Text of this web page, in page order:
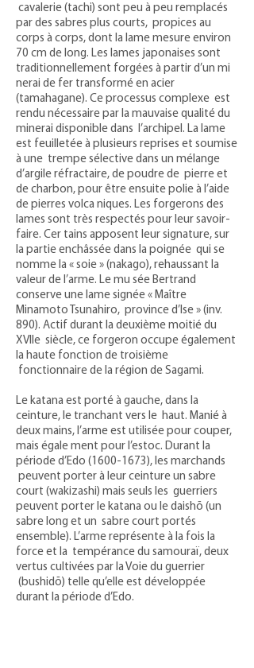
cavalerie (tachi) sont peu à peu remplacés
par des sabres plus courts, propices au
corps à corps, dont la lame mesure environ
70 cm de long. Les lames japonaises sont
traditionnellement forgées à partir d’un mi
nerai de fer transformé en acier
(tamahagane). Ce processus complexe est
rendu nécessaire par la mauvaise qualité du
minerai disponible dans l’archipel. La lame
est feuilletée à plusieurs reprises et soumise
à une trempe sélective dans un mélange
d’argile réfractaire, de poudre de pierre et
de charbon, pour être ensuite polie à l’aide
de pierres volca niques. Les forgerons des
lames sont très respectés pour leur savoir-
faire. Cer tains apposent leur signature, sur
la partie enchâssée dans la poignée qui se
nomme la « soie » (nakago), rehaussant la
valeur de l’arme. Le mu sée Bertrand
conserve une lame signée « Maître
Minamoto Tsunahiro, province d’Ise » (inv.
890). Actif durant la deuxième moitié du
XVIIe siècle, ce forgeron occupe également
la haute fonction de troisième
fonctionnaire de la région de Sagami.
Le katana est porté à gauche, dans la
ceinture, le tranchant vers le haut. Manié à
deux mains, l’arme est utilisée pour couper,
mais égale ment pour l’estoc. Durant la
période d’Edo (1600-1673), les marchands
peuvent porter à leur ceinture un sabre
court (wakizashi) mais seuls les guerriers
peuvent porter le katana ou le daishō (un
sabre long et un sabre court portés
ensemble). L’arme représente à la fois la
force et la tempérance du samouraï, deux
vertus cultivées par la Voie du guerrier
(bushidō) telle qu’elle est développée
durant la période d’Edo.